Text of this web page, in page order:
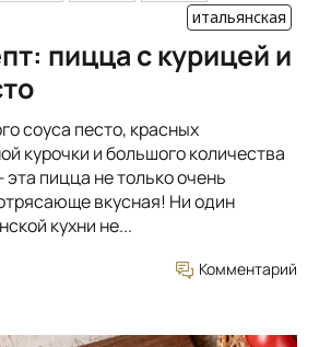
итальянская
пицца с курицей и
соуса песто, красных
курочки и большого количества
пицца не только очень
вкусная! Ни один
кухни не...
Комментарий